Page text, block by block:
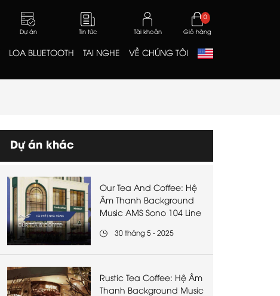
Dự án Tin tức Tài khoản Giỏ hàng
0
LOA BLUETOOTH TAI NGHE VỀ CHÚNG TÔI
Dự án khác
Our Tea And Coffee: Hệ
Âm Thanh Background
Music AMS Sono 104 Line
30 tháng 5 - 2025
Rustic Tea Coffee: Hệ Âm
Thanh Background Music